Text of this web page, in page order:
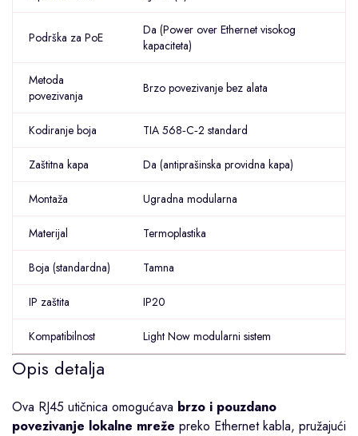
Podrška za PoE
Da (Power over Ethernet visokog
kapaciteta)
Metoda
povezivanja
Brzo povezivanje bez alata
Kodiranje boja TIA 568‑C‑2 standard
Zaštitna kapa Da (antiprašinska providna kapa)
Montaža Ugradna modularna
Materijal Termoplastika
Boja (standardna) Tamna
IP zaštita IP20
Kompatibilnost Light Now modularni sistem
Opis detalja
Ova RJ45 utičnica omogućava brzo i pouzdano
povezivanje lokalne mreže preko Ethernet kabla, pružajući